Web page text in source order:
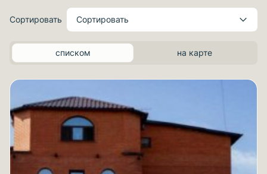
Сортировать Сортировать
списком на карте